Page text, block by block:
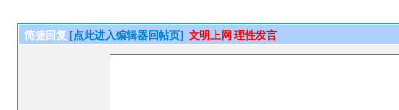
简捷回复 [点此进入编辑器回帖页] 文明上网 理性发言